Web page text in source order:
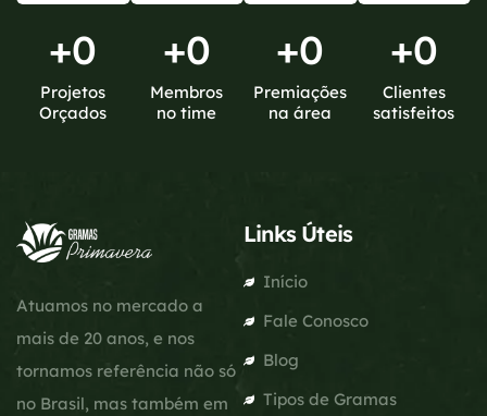
+0
Projetos
Orçados
+0
Membros
no time
+0
Premiações
na área
+0
Clientes
satisfeitos
Atuamos no mercado a
mais de 20 anos, e nos
tornamos referência não só
no Brasil, mas também em
Links Úteis
Início
Fale Conosco
Blog
Tipos de Gramas